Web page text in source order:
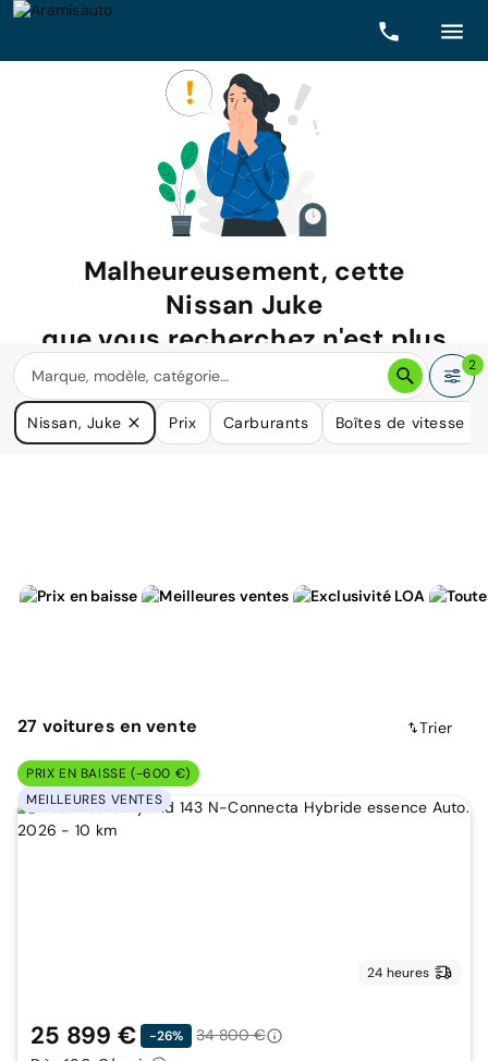
Malheureusement, cette
Nissan Juke
que vous recherchez n'est plus
disponible.
Nous avons de nombreuses voitures qui pourraient répondre
à vos besoins.
2
Nissan, Juke Prix Carburants Boîtes de vitesse
27 voitures en vente Trier
PRIX EN BAISSE (-600 €)
MEILLEURES VENTES
24 heures
25 899 € -26%
34 800 €